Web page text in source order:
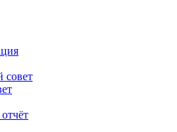
совет